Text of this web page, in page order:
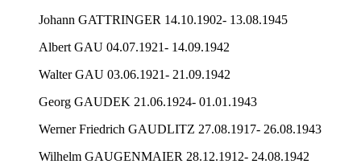
Johann GATTRINGER 14.10.1902- 13.08.1945
Albert GAU 04.07.1921- 14.09.1942
Walter GAU 03.06.1921- 21.09.1942
Georg GAUDEK 21.06.1924- 01.01.1943
Werner Friedrich GAUDLITZ 27.08.1917- 26.08.1943
Wilhelm GAUGENMAIER 28.12.1912- 24.08.1942